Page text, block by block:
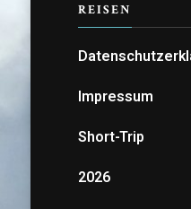
REISEN
Impressum
Short-Trip
2026